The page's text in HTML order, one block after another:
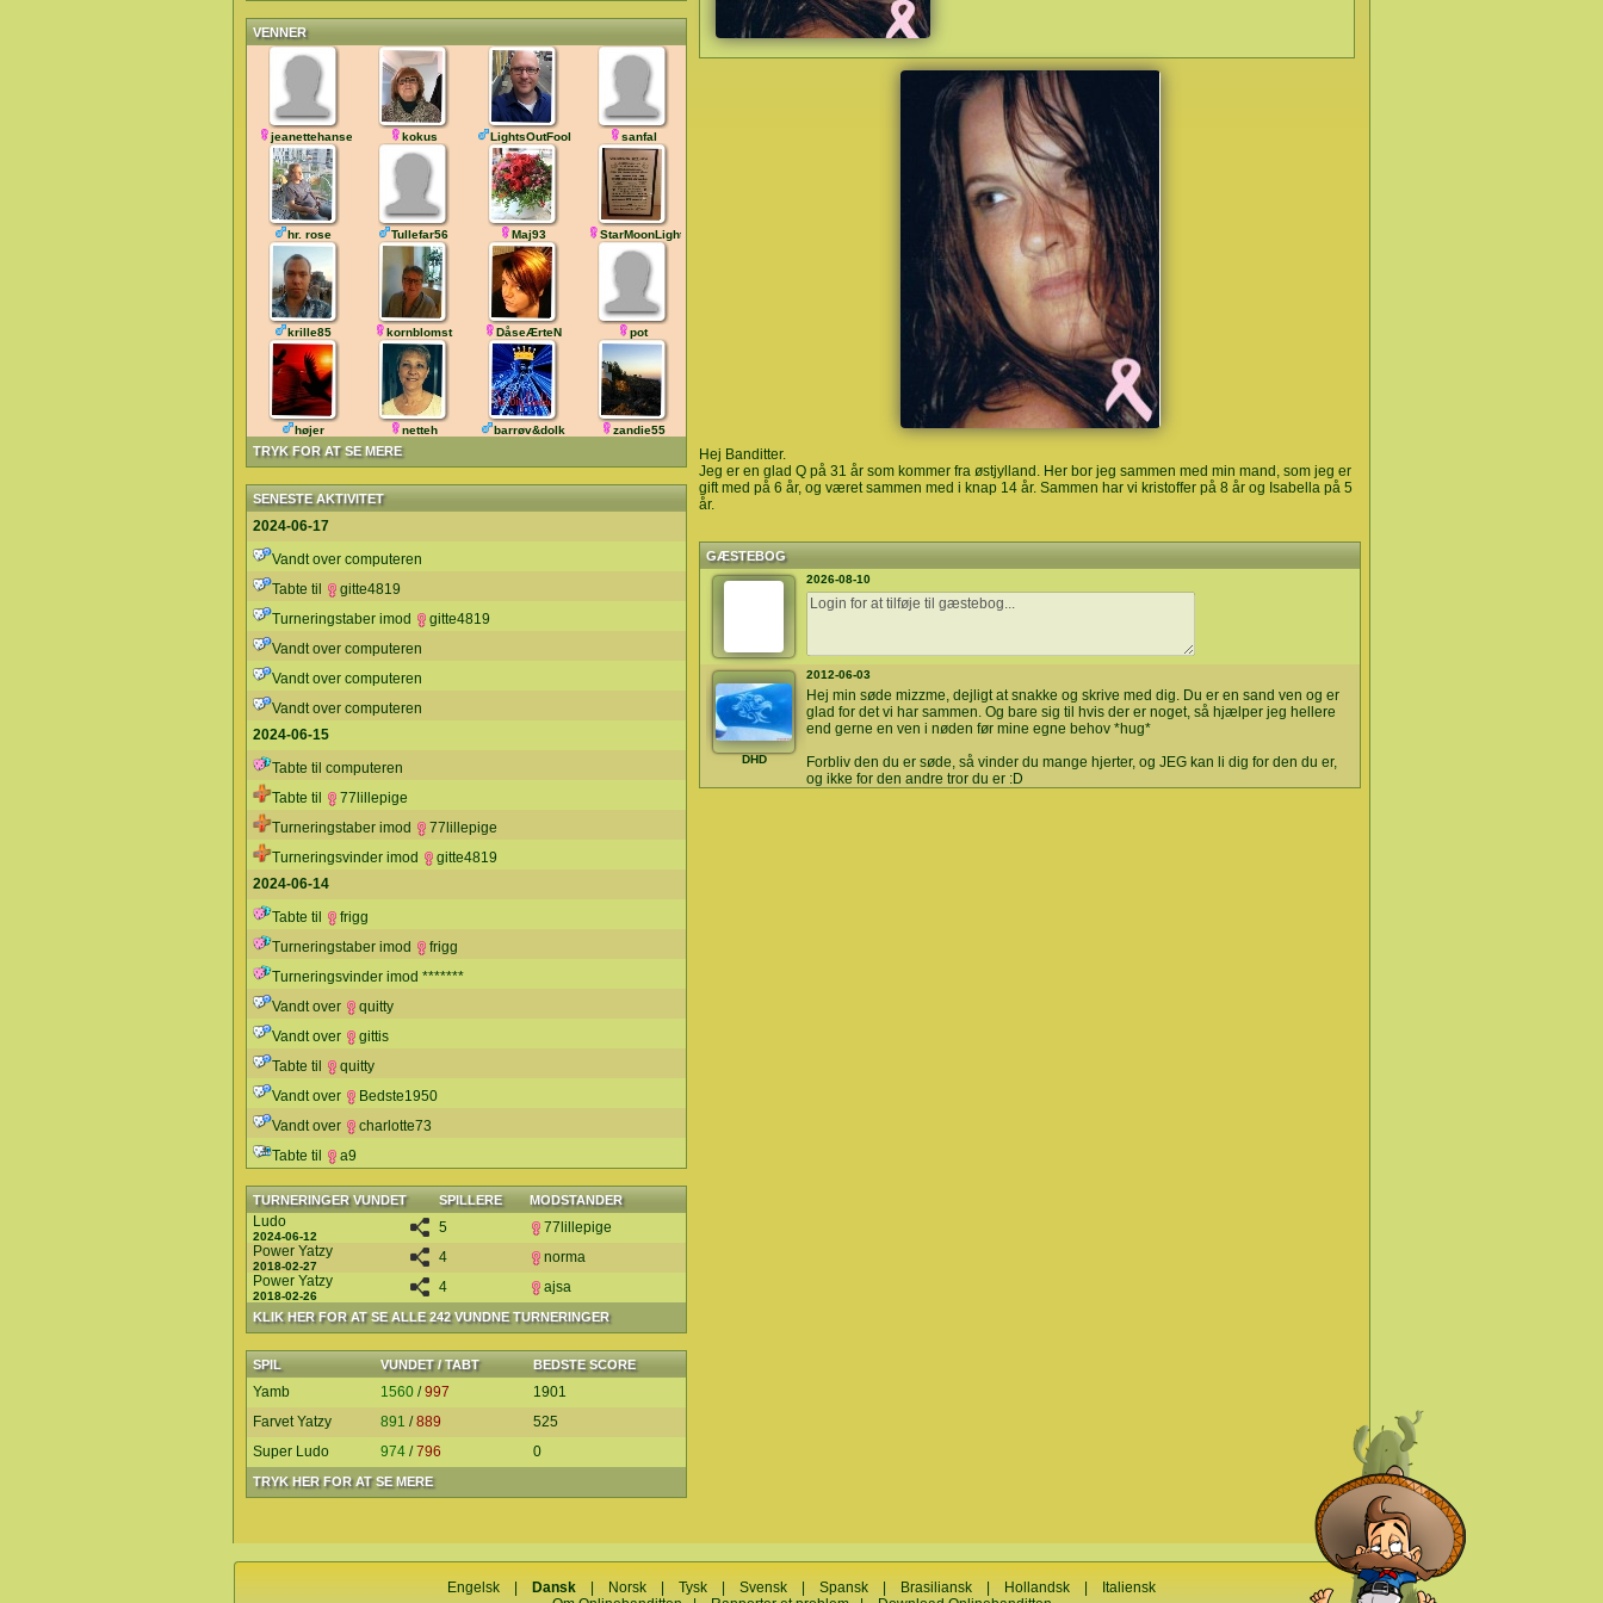
VENNER
TRYK FOR AT SE MERE
jeanettehansen kokus LightsOutFool sanfal
hr. rose Tullefar56 Maj93 StarMoonLight
krille85 kornblomst DåseÆrteN pot
højer netteh barrøv&dolk zandie55
SENESTE AKTIVITET
2024-06-17
Vandt over computeren
Tabte til
gitte4819
Turneringstaber imod
gitte4819
Vandt over computeren
Vandt over computeren
Vandt over computeren
2024-06-15
Tabte til computeren
Tabte til
77lillepige
Turneringstaber imod
77lillepige
Turneringsvinder imod
gitte4819
2024-06-14
Tabte til
frigg
Turneringstaber imod
frigg
Turneringsvinder imod *******
Vandt over
quitty
Vandt over
gittis
Tabte til
quitty
Vandt over
Bedste1950
Vandt over
charlotte73
Tabte til
a9
TURNERINGER VUNDET SPILLERE MODSTANDER
KLIK HER FOR AT SE ALLE 242 VUNDNE TURNERINGER
Ludo
2024-06-12
5
77lillepige
Power Yatzy
2018-02-27
4
norma
Power Yatzy
2018-02-26
4 ajsa
SPIL VUNDET / TABT BEDSTE SCORE
TRYK HER FOR AT SE MERE
Yamb 1560 /997
1901
Farvet Yatzy
891 /889
525
Super Ludo
974 /796 0
Hej Banditter.
Jeg er en glad Q på 31 år som kommer fra østjylland. Her bor jeg sammen med min mand, som jeg er
gift med på 6 år, og været sammen med i knap 14 år. Sammen har vi kristoffer på 8 år og Isabella på 5
år.
GÆSTEBOG
2026-08-10
DHD
2012-06-03
Hej min søde mizzme, dejligt at snakke og skrive med dig. Du er en sand ven og er
glad for det vi har sammen. Og bare sig til hvis der er noget, så hjælper jeg hellere
end gerne en ven i nøden før mine egne behov *hug*
Forbliv den du er søde, så vinder du mange hjerter, og JEG kan li dig for den du er,
og ikke for den andre tror du er :D
Engelsk Dansk Norsk Tysk Svensk Spansk Brasiliansk Hollandsk
Italiensk